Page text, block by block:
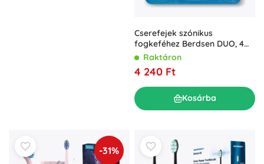
Cserefejek szónikus
fogkeféhez Berdsen DUO, 4
dbRaktáron
4 240 Ft
Kosárba
-31%